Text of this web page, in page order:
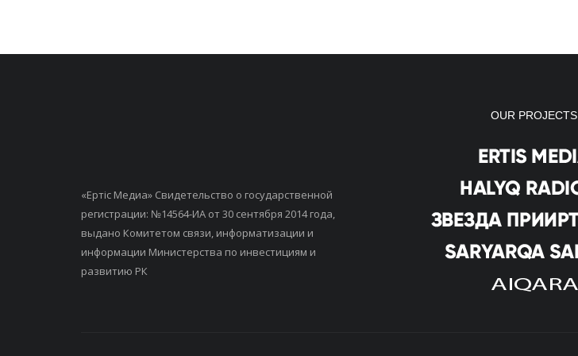
«Ертiс Медиа» Свидетельство о государственной
регистрации: №14564-ИА от 30 сентября 2014 года,
выдано Комитетом связи, информатизации и
информации Министерства по инвестициям и
развитию РК
OUR PROJECTS